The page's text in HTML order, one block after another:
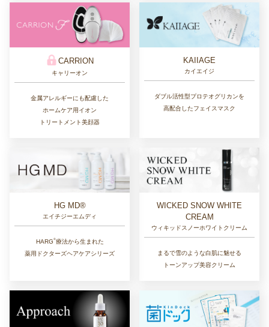
CARRION
キャリーオン
金属アレルギーにも配慮した
ホームケア用イオン
トリートメント美顔器
KAIIAGE
カイエイジ
ダブル活性型プロテオグリカンを
高配合したフェイスマスク
HG MD®
エイチジーエムディ
HARG®︎療法から生まれた
薬用ドクターズヘアケアシリーズ
WICKED SNOW WHITE
CREAM
ウィキッドスノーホワイトクリーム
まるで雪のような白肌に魅せる
トーンアップ美容クリーム